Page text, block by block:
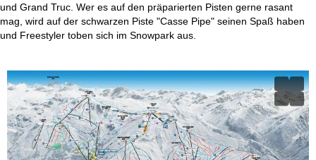
und Grand Truc. Wer es auf den präparierten Pisten gerne rasant
mag, wird auf der schwarzen Piste "Casse Pipe" seinen Spaß haben
und Freestyler toben sich im Snowpark aus.